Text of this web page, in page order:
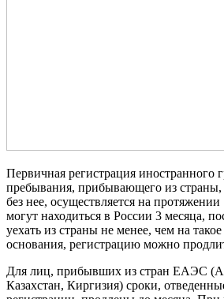
Первичная регистрация иностранного
пребывания, прибывающего из страны,
без нее, осуществляется на
могут находиться в России 3 месяца,
уехать из страны не менее, чем на
основания, регистрацию можно
Для лиц, прибывших из стран ЕАЭС
Казахстан, Киргизия) сроки,